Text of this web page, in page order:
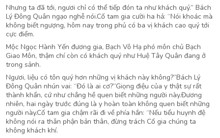
Nhưng ta đã tới, ngươi chỉ có thể tiếp đón ta như khách quý.” Bách
Lý Đông Quân ngạo nghễ nói.Cố tam gia cười ha hả: “Nói khoác mà
không biết ngượng, hôm nay trong phủ có ba vị khách cao quý tới
cực điểm.
Mộc Ngọc Hành Yến đương gia, Bạch Vô Hạ phó môn chủ Bạch
Giao Môn, thậm chí còn có khách quý như Huệ Tây Quân đang ở
trong sảnh.
Ngươi, liệu có tôn quý hơn những vị khách này không?”Bách Lý
Đông Quân nhún vai: “Đó là ai cơ?”Giọng điệu của y thật sự rất
thành khẩn, cứ như chẳng hề quen biết những người này.Đương
nhiên, hai ngày trước đúng là y hoàn toàn không quen biết những
người này.Cố tam gia chậm rãi đi về phía hắn: “Nếu tiểu huynh đệ
không nói ra thân phận bản thân, đừng trách Cố gia chúng ta
không khách khí.